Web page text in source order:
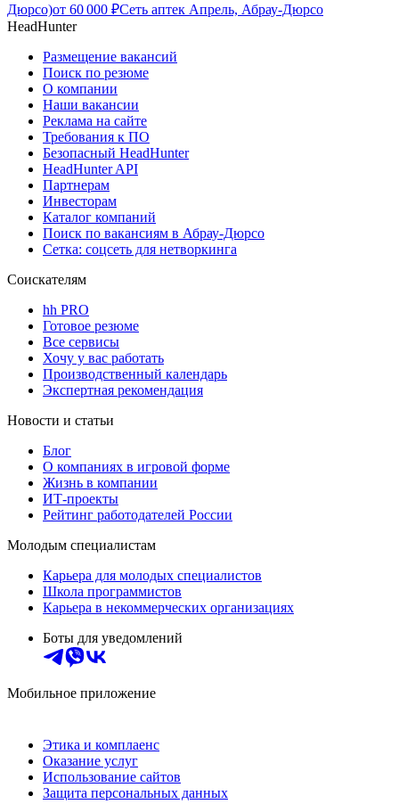
Дюрсо)от 60 000 ₽Сеть аптек Апрель, Абрау-Дюрсо
HeadHunter
Размещение вакансий
Поиск по резюме
О компании
Наши вакансии
Реклама на сайте
Требования к ПО
Безопасный HeadHunter
HeadHunter API
Партнерам
Инвесторам
Каталог компаний
Поиск по вакансиям в Абрау-Дюрсо
Сетка: соцсеть для нетворкинга
Соискателям
hh PRO
Готовое резюме
Все сервисы
Хочу у вас работать
Производственный календарь
Экспертная рекомендация
Новости и статьи
Блог
О компаниях в игровой форме
Жизнь в компании
ИТ-проекты
Рейтинг работодателей России
Молодым специалистам
Карьера для молодых специалистов
Школа программистов
Карьера в некоммерческих организациях
Боты для уведомлений
Мобильное приложение
Этика и комплаенс
Оказание услуг
Использование сайтов
Защита персональных данных